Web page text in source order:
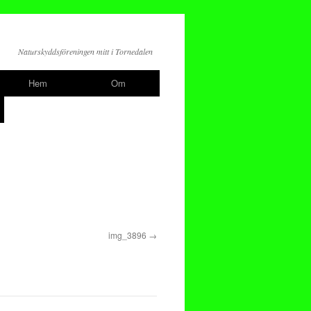
Naturskyddsföreningen mitt i Tornedalen
Hem
Om
img_3896